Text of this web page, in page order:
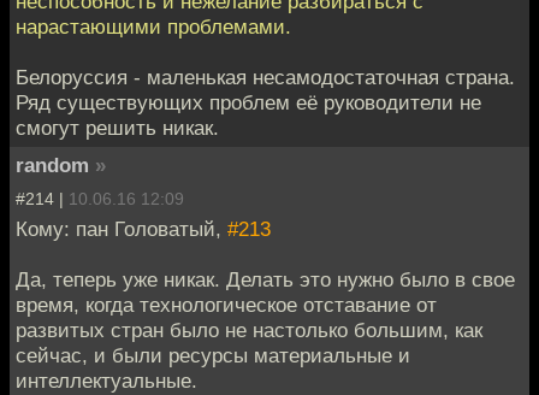
нарастающими проблемами.
Белоруссия - маленькая несамодостаточная страна.
Ряд существующих проблем её руководители не
смогут решить никак.
random »
#214 | 10.06.16 12:09
Кому: пан Головатый, #213
Да, теперь уже никак. Делать это нужно было в свое
время, когда технологическое отставание от
развитых стран было не настолько большим, как
сейчас, и были ресурсы материальные и
интеллектуальные.